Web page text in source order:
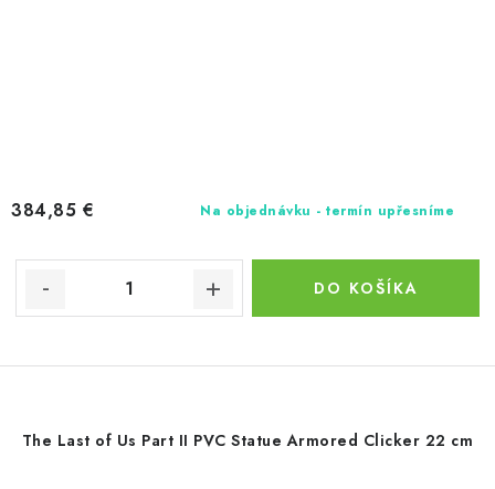
Na objednávku - termín upřesníme
384,85 €
DO KOŠÍKA
The Last of Us Part II PVC Statue Armored Clicker 22 cm